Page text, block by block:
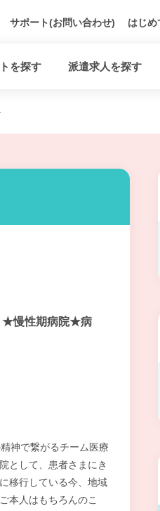
サポート(お問い合わせ) はじめ
を探す 派遣求人を探す
★慢性期病院★病
神で繋がるチーム医療
として、患者さまにき
移行している今、地域
本人はもちろんのこ